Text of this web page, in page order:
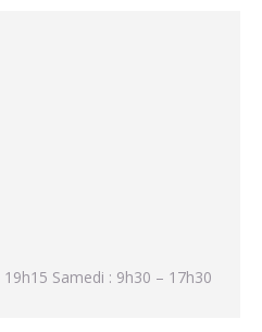
Samedi : 9h30 – 17h30